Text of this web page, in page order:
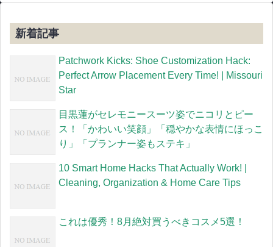
新着記事
Patchwork Kicks: Shoe Customization Hack:
Perfect Arrow Placement Every Time! | Missouri
Star
目黒蓮がセレモニースーツ姿でニコリとピー
ス！「かわいい笑顔」「穏やかな表情にほっこ
り」「プランナー姿もステキ」
10 Smart Home Hacks That Actually Work! |
Cleaning, Organization & Home Care Tips
これは優秀！8月絶対買うべきコスメ5選！